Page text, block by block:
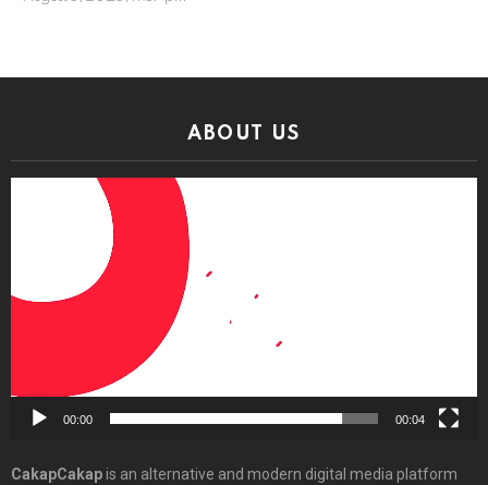
ABOUT US
00:00 00:04
CakapCakapis an alternative and modern digital media platform